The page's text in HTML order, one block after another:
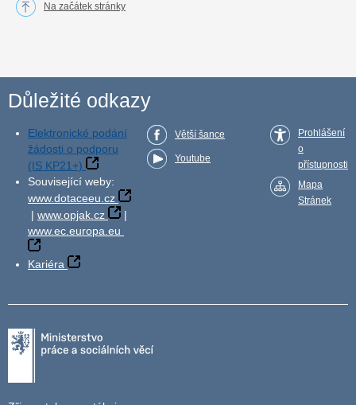
Na začátek stránky
Důležité odkazy
Elektronické podání
žádosti o podporu
(IS KP21+)
Související weby:
www.dotaceeu.cz
| www.opjak.cz
|
www.ec.europa.eu
Kariéra
Větší šance
Youtube
Prohlášení
o
přístupnosti
Mapa
Stránek